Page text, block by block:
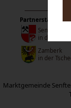
Partnerstädte:
Senftenberg
in der
Zamberk
in der
Marktgemeinde